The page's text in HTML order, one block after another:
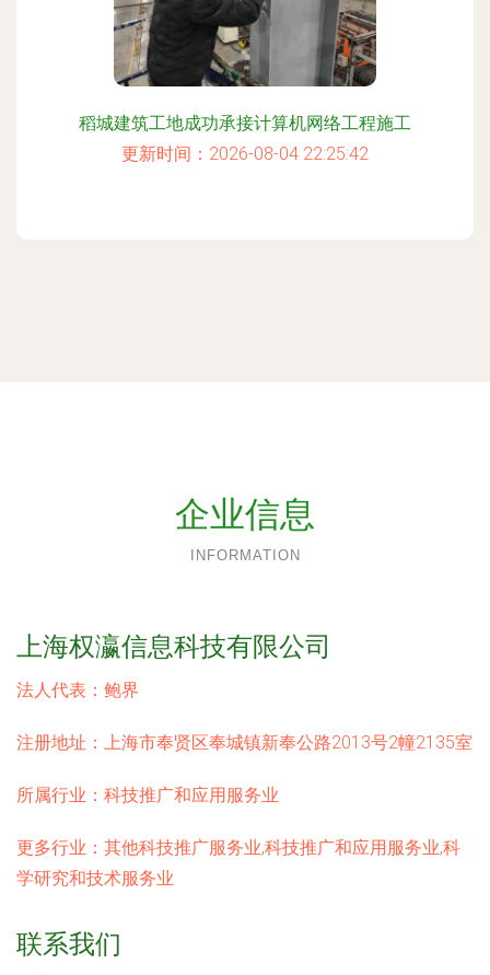
稻城建筑工地成功承接计算机网络工程施工
更新时间：2026-08-04 22:25:42
企业信息
INFORMATION
上海权瀛信息科技有限公司
法人代表： 鲍界
注册地址： 上海市奉贤区奉城镇新奉公路2013号2幢2135室
所属行业： 科技推广和应用服务业
更多行业： 其他科技推广服务业,科技推广和应用服务业,科
学研究和技术服务业
联系我们